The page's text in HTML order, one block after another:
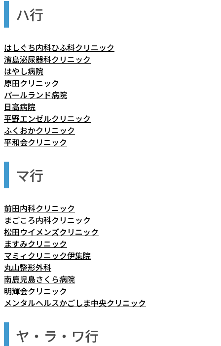
ハ行
はしぐち内科ひふ科クリニック
濱島泌尿器科クリニック
はやし病院
原田クリニック
パールランド病院
日高病院
平野エンゼルクリニック
ふくおかクリニック
平和会クリニック
マ行
前田内科クリニック
まごころ内科クリニック
松田ウイメンズクリニック
ますみクリニック
マミィクリニック伊集院
丸山整形外科
南鹿児島さくら病院
明輝会クリニック
メンタルヘルスかごしま中央クリニック
ヤ・ラ・ワ行